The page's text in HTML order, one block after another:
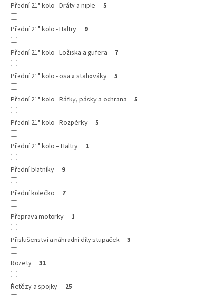
Přední 21" kolo - Dráty a niple 5
Přední 21" kolo - Haltry 9
Přední 21" kolo - Ložiska a gufera 7
Přední 21" kolo - osa a stahováky 5
Přední 21" kolo - Ráfky, pásky a ochrana 5
Přední 21" kolo - Rozpěrky 5
Přední 21" kolo – Haltry 1
Přední blatníky 9
Přední kolečko 7
Přeprava motorky 1
Příslušenství a náhradní díly stupaček 3
Rozety 31
Řetězy a spojky 25